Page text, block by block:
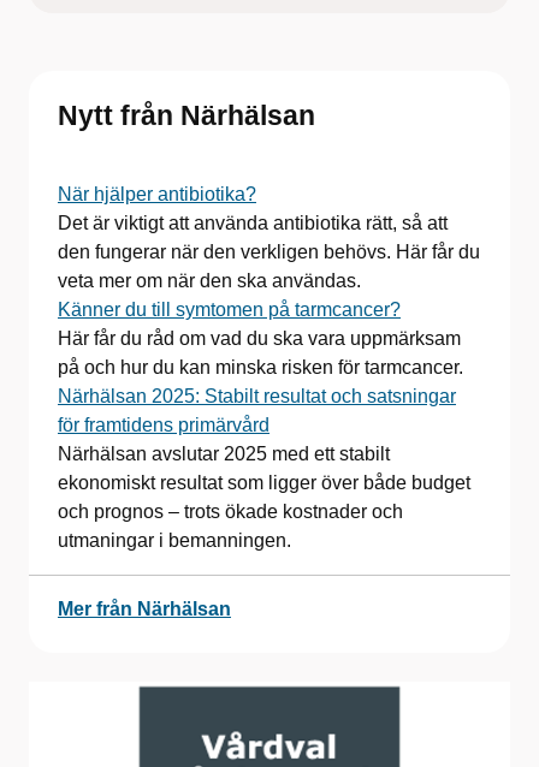
Nytt från Närhälsan
När hjälper antibiotika?
Det är viktigt att använda antibiotika rätt, så att
den fungerar när den verkligen behövs. Här får du
veta mer om när den ska användas.
Känner du till symtomen på tarmcancer?
Här får du råd om vad du ska vara uppmärksam
på och hur du kan minska risken för tarmcancer.
Närhälsan 2025: Stabilt resultat och satsningar
för framtidens primärvård
Närhälsan avslutar 2025 med ett stabilt
ekonomiskt resultat som ligger över både budget
och prognos – trots ökade kostnader och
utmaningar i bemanningen.
Mer från Närhälsan